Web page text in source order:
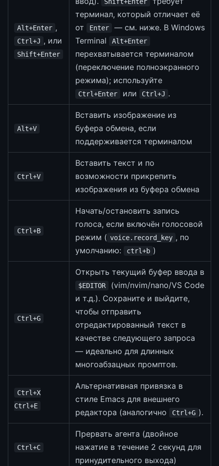
Alt+Enter ,
Ctrl+J , или
Shift+Enter
терминал, который отличает её
от
Enter
— см. ниже. В Windows
Terminal
Alt+Enter
перехватывается терминалом
(переключение полноэкранного
режима); используйте
Ctrl+Enter или Ctrl+J .
Alt+V
Вставить изображение из
буфера обмена, если
поддерживается терминалом
Ctrl+V
Вставить текст и по
возможности прикрепить
изображения из буфера обмена
Ctrl+B
Начать/остановить запись
голоса, если включён голосовой
режим ( voice.record_key , по
умолчанию:
ctrl+b )
Ctrl+G
Открыть текущий буфер ввода в
$EDITOR
(vim/nvim/nano/VS Code
и т.д.). Сохраните и выйдите,
чтобы отправить
отредактированный текст в
качестве следующего запроса
— идеально для длинных
многоабзацных промптов.
Ctrl+X
Ctrl+E
Альтернативная привязка в
стиле Emacs для внешнего
редактора (аналогично
Ctrl+G ).
Ctrl+C
Прервать агента (двойное
нажатие в течение 2 секунд для
принудительного выхода)